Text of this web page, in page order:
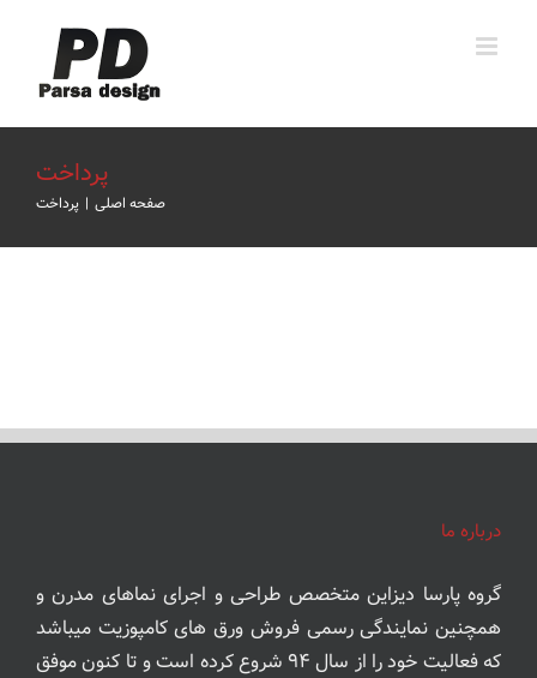
پرداخت
صفحه اصلی | پرداخت
درباره ما
گروه‌ پارسا دیزاین متخصص طراحی و اجرای نماهای مدرن و
همچنین نمایندگی رسمی فروش ورق های کامپوزیت میباشد
که فعالیت خود را از سال ۹۴ شروع کرده است و تا کنون موفق